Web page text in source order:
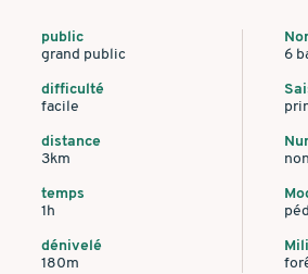
public
grand public
difficulté
facile
distance
3km
temps
1h
dénivelé
180m
6
non